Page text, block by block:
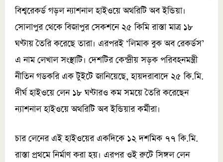
বিশ্বরেকর্ড গড়ল ন্যাশনাল হাইওয়ে অথরিটি অব ইন্ডিয়া।
সোলাপুর থেকে বিজাপুর সেকশনে ২৫ কিমি রাস্তা মাত্র ১৮
ঘণ্টায় তৈরি করেছে তারা। এরপরই ‘লিমাক বুক অব রেকর্ডস’
এ নাম লেখাল সংস্থাটি। দেশটির কেন্দ্রীয় সড়ক পরিবহনমন্ত্রী
নীতিন গডকরি এক টুইটে জানিয়েছে, হায়দরাবাদে ২৫ কি.মি.
দীর্ঘ হাইওয়ে লেন ১৮ ঘণ্টারও কম সময়ে তৈরি করেছেন
ন্যাশনাল হাইওয়ে অথরিটি অব ইন্ডিয়ার কর্মীরা।
চার লেনের এই হাইওয়ের একদিকে ১২ দশমিক ৭৭ কি.মি.
রাস্তা প্রথমে নির্মাণ করা হয়। এরপর ওই রুটে সিঙ্গল লেন